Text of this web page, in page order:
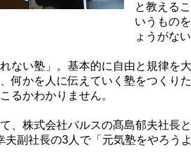
と教える
いうもの
ょうがな
ない塾」。基本的に自由と規律を
何かを人に伝えていく塾をつくり
るかわかりません。
、株式会社バルスの髙島郁夫社長
夫副社長の3人で「元気塾をやろう